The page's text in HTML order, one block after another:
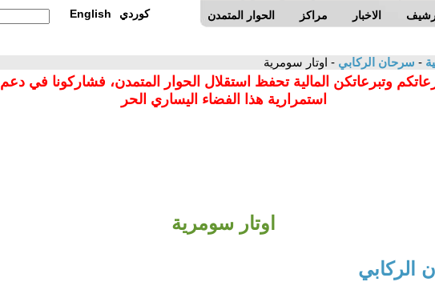
الحوار المتمدن مراكز الاخبار English كوردي
- سرحان الركابي - اوتار سومرية
وتبرعاتكن المالية تحفظ استقلال الحوار المتمدن، فشاركونا في دعم
استمرارية هذا الفضاء اليساري الحر
اوتار سومرية
الركابي